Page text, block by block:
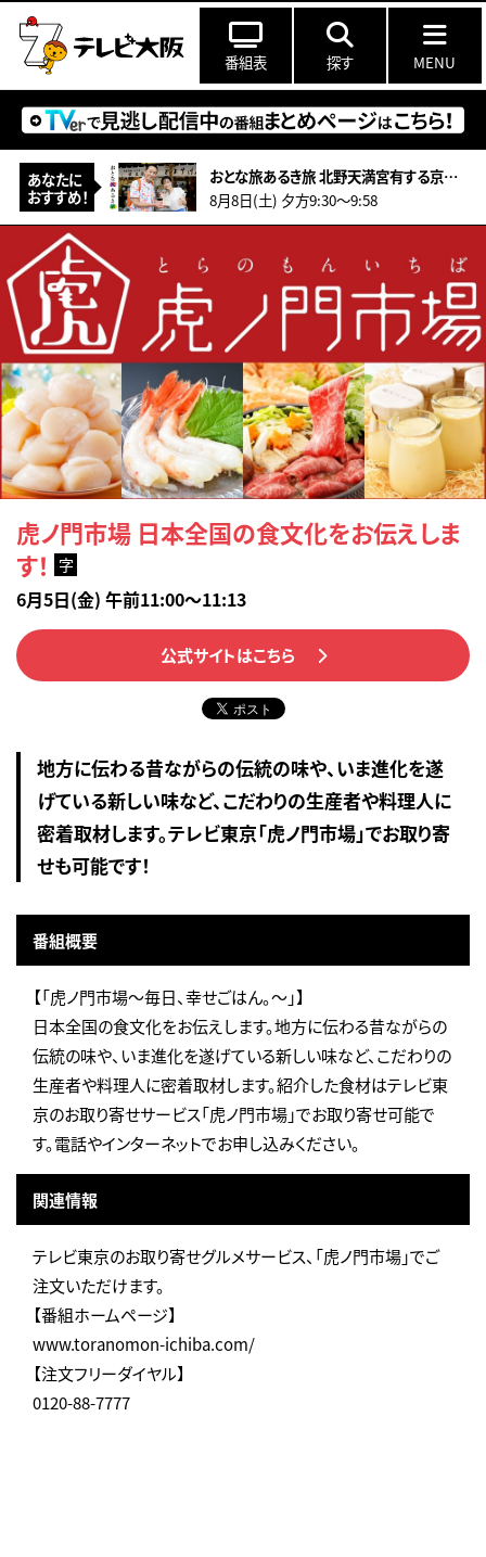
番組表 探す MENU
あなたに
おすすめ！
おとな旅あるき旅 北野天満宮有する京都！夏季限定！辛子豆腐に世界が注目推し畳！
8月8日(土) 夕方9:30〜9:58
虎ノ門市場 日本全国の食文化をお伝えしま
す！
字
6月5日(金) 午前11:00～11:13
公式サイトはこちら
地方に伝わる昔ながらの伝統の味や、いま進化を遂
げている新しい味など、こだわりの生産者や料理人に
密着取材します。テレビ東京「虎ノ門市場」でお取り寄
せも可能です！
番組概要
【「虎ノ門市場～毎日、幸せごはん。～」】
日本全国の食文化をお伝えします。地方に伝わる昔ながらの
伝統の味や、いま進化を遂げている新しい味など、こだわりの
生産者や料理人に密着取材します。紹介した食材はテレビ東
京のお取り寄せサービス「虎ノ門市場」でお取り寄せ可能で
す。電話やインターネットでお申し込みください。
関連情報
テレビ東京のお取り寄せグルメサービス、「虎ノ門市場」でご
注文いただけます。
【番組ホームページ】
www.toranomon-ichiba.com/
【注文フリーダイヤル】
0120-88-7777